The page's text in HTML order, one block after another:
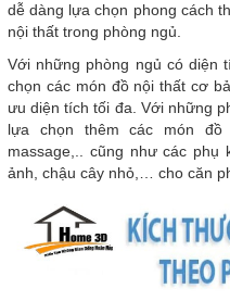
dễ dàng lựa chọn phong cách
nội thất trong phòng ngủ.
Với những phòng ngủ có diện
chọn các món đồ nội thất cơ
ưu diện tích tối đa. Với những
lựa chọn thêm các món
massage,.. cũng như các phụ
ảnh, chậu cây nhỏ,… cho căn